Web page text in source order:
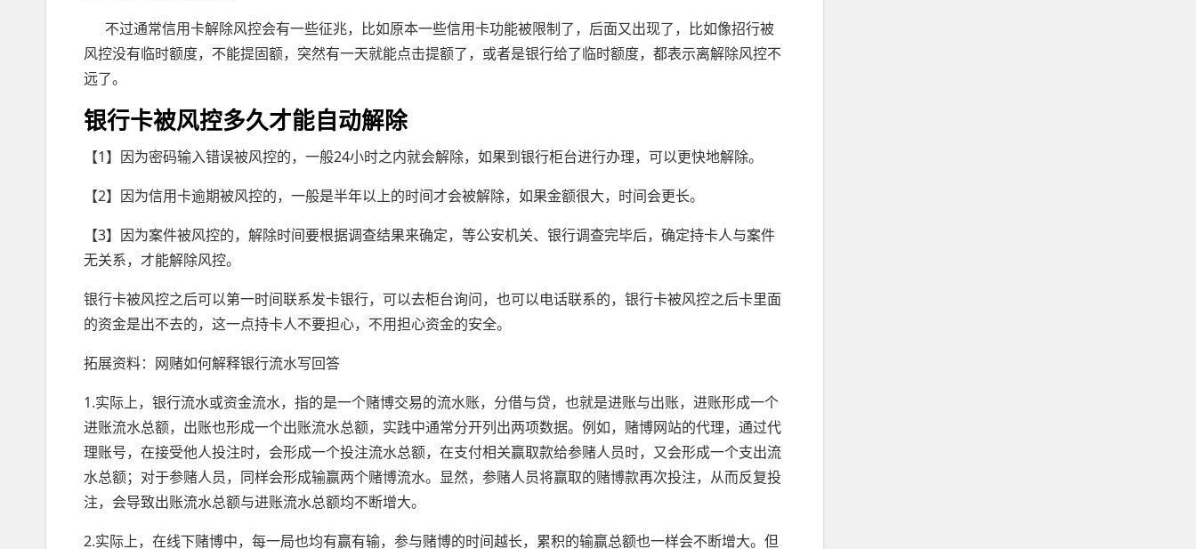
不过通常信用卡解除风控会有一些征兆，比如原本一些信用卡功能被限制了，后面又出现了，比如像招行被
风控没有临时额度，不能提固额，突然有一天就能点击提额了，或者是银行给了临时额度，都表示离解除风控不
远了。
银行卡被风控多久才能自动解除
【1】因为密码输入错误被风控的，一般24小时之内就会解除，如果到银行柜台进行办理，可以更快地解除。
【2】因为信用卡逾期被风控的，一般是半年以上的时间才会被解除，如果金额很大，时间会更长。
【3】因为案件被风控的，解除时间要根据调查结果来确定，等公安机关、银行调查完毕后，确定持卡人与案件
无关系，才能解除风控。
银行卡被风控之后可以第一时间联系发卡银行，可以去柜台询问，也可以电话联系的，银行卡被风控之后卡里面
的资金是出不去的，这一点持卡人不要担心，不用担心资金的安全。
拓展资料：网赌如何解释银行流水写回答
1.实际上，银行流水或资金流水，指的是一个赌博交易的流水账，分借与贷，也就是进账与出账，进账形成一个
进账流水总额，出账也形成一个出账流水总额，实践中通常分开列出两项数据。例如，赌博网站的代理，通过代
理账号，在接受他人投注时，会形成一个投注流水总额，在支付相关赢取款给参赌人员时，又会形成一个支出流
水总额；对于参赌人员，同样会形成输赢两个赌博流水。显然，参赌人员将赢取的赌博款再次投注，从而反复投
注，会导致出账流水总额与进账流水总额均不断增大。
2.实际上，在线下赌博中，每一局也均有赢有输，参与赌博的时间越长，累积的输赢总额也一样会不断增大。但